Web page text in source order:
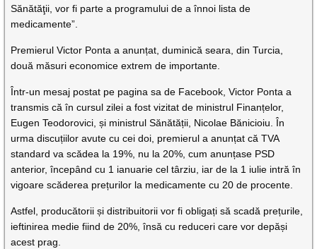
Sănătăţii, vor fi parte a programului de a înnoi lista de
medicamente”.
Premierul Victor Ponta a anunțat, duminică seara, din Turcia,
două măsuri economice extrem de importante.
Într-un mesaj postat pe pagina sa de Facebook, Victor Ponta a
transmis că în cursul zilei a fost vizitat de ministrul Finanțelor,
Eugen Teodorovici, și ministrul Sănătății, Nicolae Bănicioiu. În
urma discuțiilor avute cu cei doi, premierul a anunțat că TVA
standard va scădea la 19%, nu la 20%, cum anunțase PSD
anterior, începând cu 1 ianuarie cel târziu, iar de la 1 iulie intră în
vigoare scăderea prețurilor la medicamente cu 20 de procente.
Astfel, producătorii și distribuitorii vor fi obligați să scadă prețurile,
ieftinirea medie fiind de 20%, însă cu reduceri care vor depăși
acest prag.